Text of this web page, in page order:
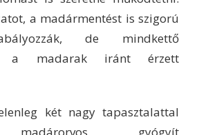
a madármentést is szigorú
de mindkettő
a madarak iránt érzett
két nagy tapasztalattal
madárorvos gyógyít